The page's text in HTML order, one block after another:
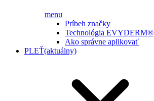
menu
Príbeh značky
Technológia EVYDERM®
Ako správne aplikovať
PLEŤ(aktuálny)